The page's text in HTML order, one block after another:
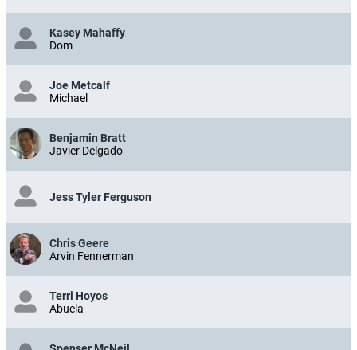
Kasey Mahaffy
Dom
Joe Metcalf
Michael
Benjamin Bratt
Javier Delgado
Jess Tyler Ferguson
Chris Geere
Arvin Fennerman
Terri Hoyos
Abuela